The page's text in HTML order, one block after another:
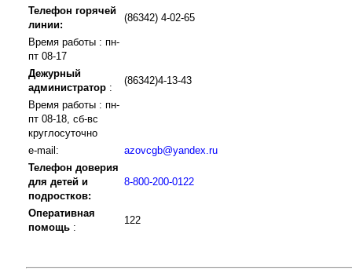
Телефон горячей
линии:
(86342) 4-02-65
Время работы : пн-
пт 08-17
Дежурный
администратор :
(86342)4-13-43
Время работы : пн-
пт 08-18, сб-вс
круглосуточно
e-mail:
azovcgb@yandex.ru
Телефон доверия
для детей и
подростков:
8-800-200-0122
Оперативная
помощь :
122